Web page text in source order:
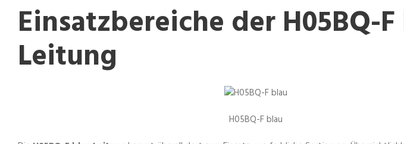
Einsatzbereiche der H05BQ-
Leitung
H05BQ-F blau